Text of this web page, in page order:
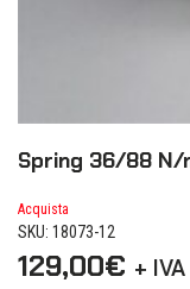
Spring 36/88
Acquista
SKU: 18073-12
129,00€ + IVA